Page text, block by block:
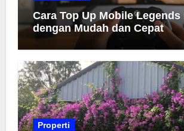
Cara Top Up Mobile Legends
dengan Mudah dan Cepat
Properti